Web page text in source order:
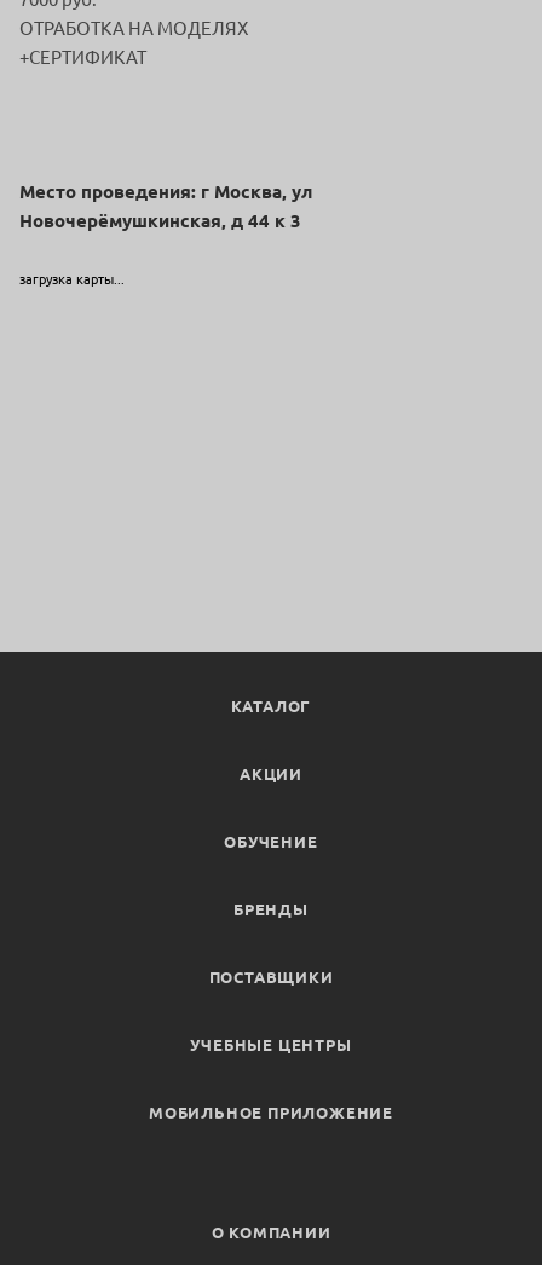
ОТРАБОТКА НА МОДЕЛЯХ
+СЕРТИФИКАТ
Место проведения: г Москва, ул
Новочерёмушкинская, д 44 к 3
загрузка карты...
КАТАЛОГ
АКЦИИ
ОБУЧЕНИЕ
БРЕНДЫ
ПОСТАВЩИКИ
УЧЕБНЫЕ ЦЕНТРЫ
МОБИЛЬНОЕ ПРИЛОЖЕНИЕ
О КОМПАНИИ